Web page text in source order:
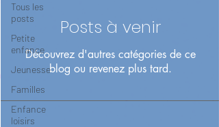
Tous les
posts
Petite
enfance
Jeunesse
Familles
Enfance
loisirs
Posts à venir
Découvrez d'autres catégories de ce
blog ou revenez plus tard.